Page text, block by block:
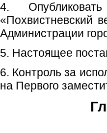
4.
«Похвистневский
Администрации
5. Настоящее
6. Контроль за
на Первого